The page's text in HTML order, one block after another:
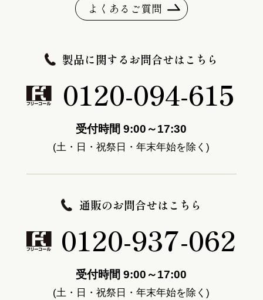
よくあるご質問
製品に関するお問合せはこちら
0120-094-615
受付時間 9:00～17:30
(土・日・祝祭日・年末年始を除く)
通販のお問合せはこちら
0120-937-062
受付時間 9:00～17:00
(土・日・祝祭日・年末年始を除く)